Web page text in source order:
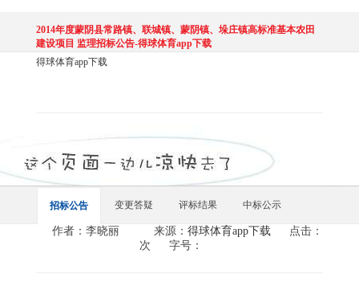
2014年度蒙阴县常路镇、联城镇、蒙阴镇、垛庄镇高标准基本农田
建设项目 监理招标公告-得球体育app下载
得球体育app下载
招标公告 变更答疑 评标结果 中标公示
作者：李晓丽 来源： 得球体育app下载
点击：
次
字号：